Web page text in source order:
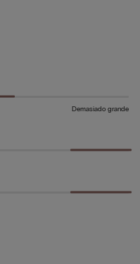
Demasiado grande